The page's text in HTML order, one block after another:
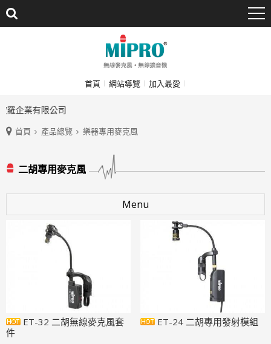
首頁 網站導覽 加入最愛
羅企業有限公司
首頁 產品總覽 樂器專用麥克風
二胡專用麥克風
Menu
ET-32 二胡無線麥克風套
件
ET-24 二胡專用發射模組